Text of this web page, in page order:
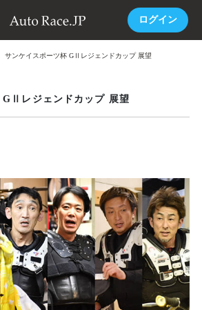
ログイン
サンケイスポーツ杯 GⅡレジェンドカップ 展望
GⅡレジェンドカップ 展望